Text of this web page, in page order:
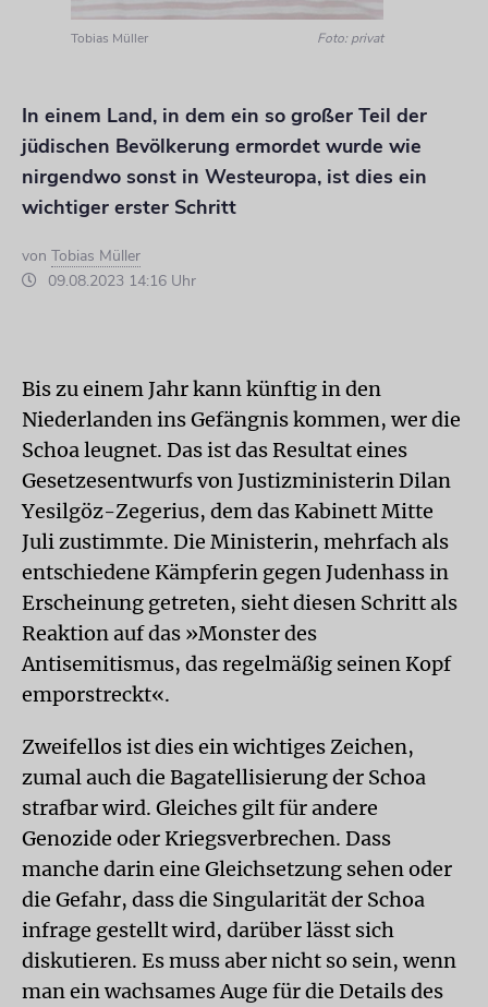
Tobias Müller Foto: privat
In einem Land, in dem ein so großer Teil der
jüdischen Bevölkerung ermordet wurde wie
nirgendwo sonst in Westeuropa, ist dies ein
wichtiger erster Schritt
von Tobias Müller
09.08.2023 14:16 Uhr
Bis zu einem Jahr kann künftig in den
Niederlanden ins Gefängnis kommen, wer die
Schoa leugnet. Das ist das Resultat eines
Gesetzesentwurfs von Justizministerin Dilan
Yesilgöz-Zegerius, dem das Kabinett Mitte
Juli zustimmte. Die Ministerin, mehrfach als
entschiedene Kämpferin gegen Judenhass in
Erscheinung getreten, sieht diesen Schritt als
Reaktion auf das »Monster des
Antisemitismus, das regelmäßig seinen Kopf
emporstreckt«.
Zweifellos ist dies ein wichtiges Zeichen,
zumal auch die Bagatellisierung der Schoa
strafbar wird. Gleiches gilt für andere
Genozide oder Kriegsverbrechen. Dass
manche darin eine Gleichsetzung sehen oder
die Gefahr, dass die Singularität der Schoa
infrage gestellt wird, darüber lässt sich
diskutieren. Es muss aber nicht so sein, wenn
man ein wachsames Auge für die Details des